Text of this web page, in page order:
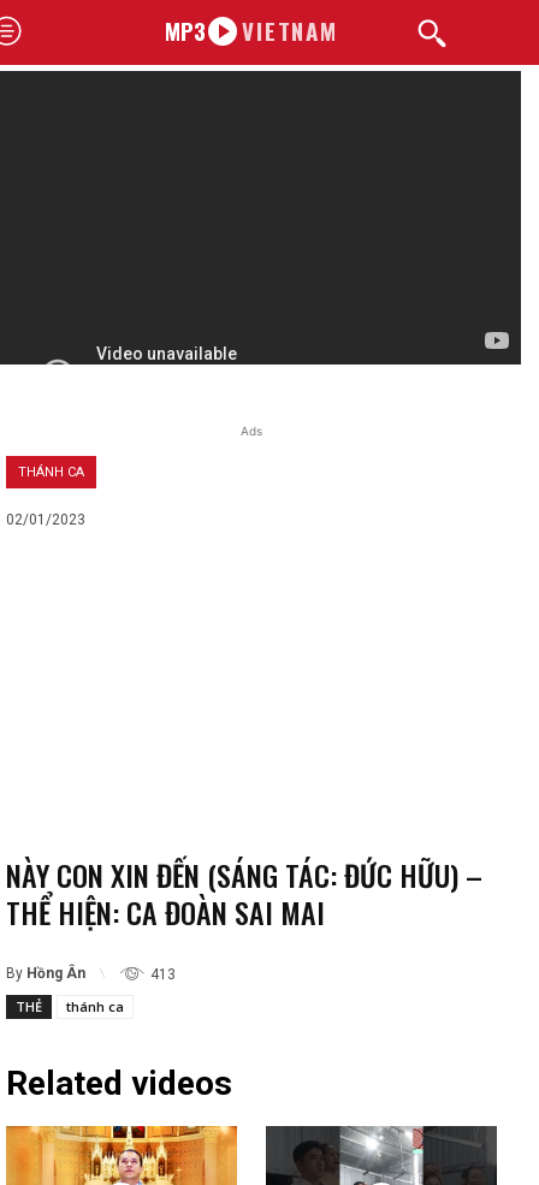
MP3 VIETNAM
Ads
THÁNH CA
02/01/2023
NÀY CON XIN ĐẾN (SÁNG TÁC: ĐỨC HỮU) –
THỂ HIỆN: CA ĐOÀN SAI MAI
By Hồng Ân 413
THẺ thánh ca
Related videos